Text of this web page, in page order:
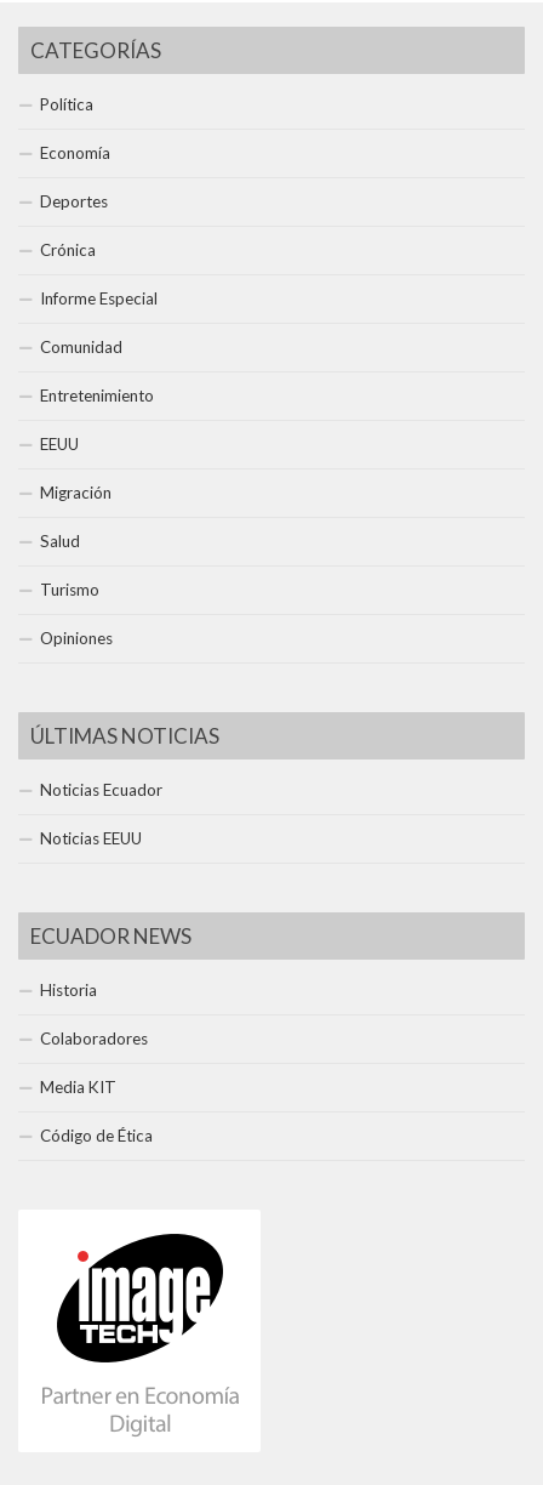
CATEGORÍAS
Política
Economía
Deportes
Crónica
Informe Especial
Comunidad
Entretenimiento
EEUU
Migración
Salud
Turismo
Opiniones
ÚLTIMAS NOTICIAS
Noticias Ecuador
Noticias EEUU
ECUADOR NEWS
Historia
Colaboradores
Media KIT
Código de Ética